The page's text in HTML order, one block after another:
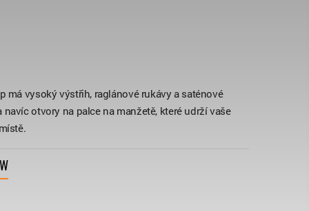
má vysoký výstřih, raglánové rukávy a saténové
otvory na palce na manžetě, které udrží vaše